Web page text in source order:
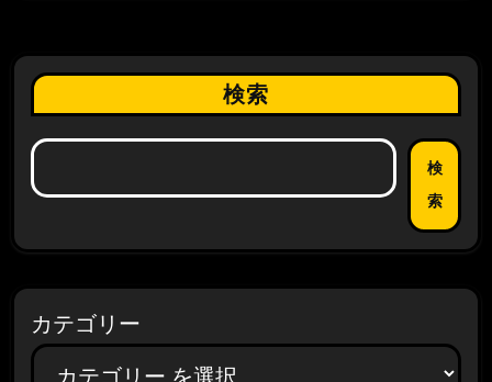
検索
検
索
カテゴリー